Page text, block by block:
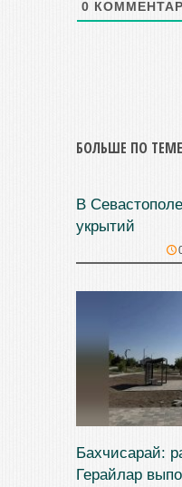
0
БОЛЬШЕ ПО
В
укрытий
Бахчисарай:
Герайлар